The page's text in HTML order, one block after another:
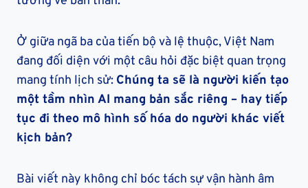
Ở giữa ngã ba của tiến bộ và lệ thuộc, Việt Nam
đang đối diện với một câu hỏi đặc biệt quan trọng
mang tính lịch sử: Chúng ta sẽ là người kiến tạo
một tầm nhìn AI mang bản sắc riêng – hay tiếp
tục đi theo mô hình số hóa do người khác viết
kịch bản?
Bài viết này không chỉ bóc tách sự vận hành âm